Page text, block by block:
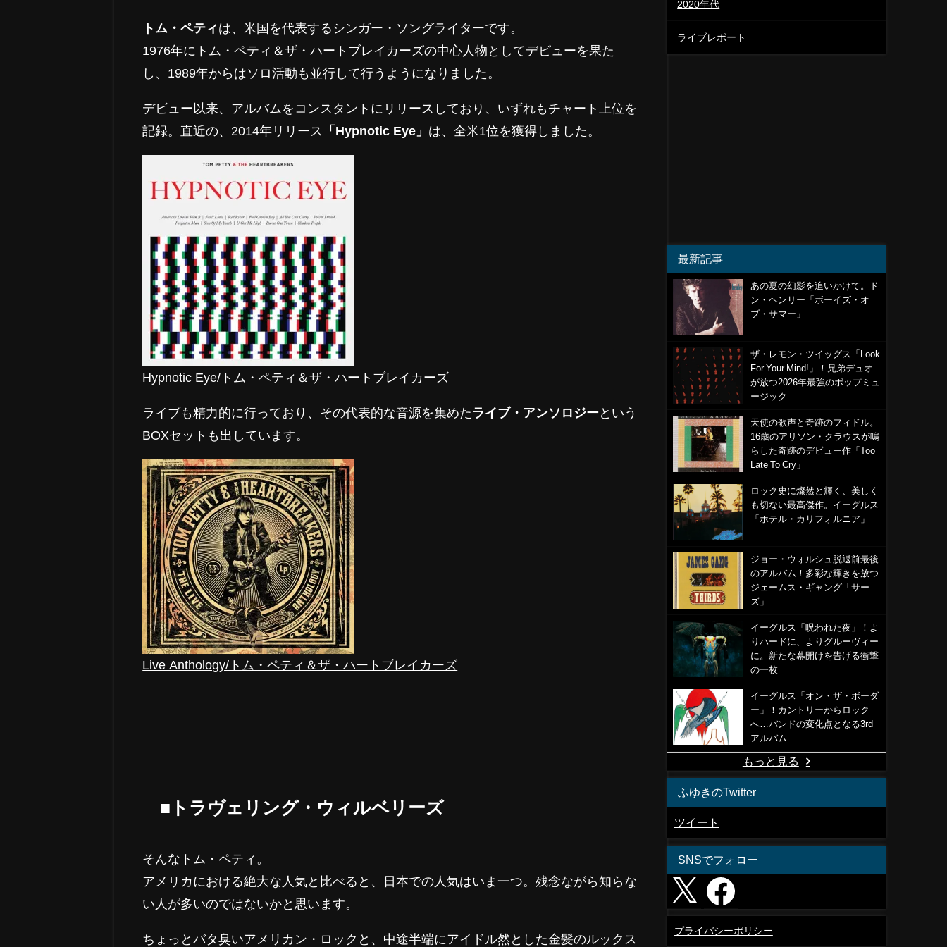
トム・ペティは、米国を代表するシンガー・ソングライターです。
1976年にトム・ペティ＆ザ・ハートブレイカーズの中心人物としてデビューを果た
し、1989年からはソロ活動も並行して行うようになりました。
デビュー以来、アルバムをコンスタントにリリースしており、いずれもチャート上位を
記録。直近の、2014年リリース
「Hypnotic Eye」 は、全米1位を獲得しました。
Hypnotic Eye/トム・ペティ＆ザ・ハートブレイカーズ
ライブも精力的に行っており、その代表的な音源を集めた ライブ・アンソロジーという
BOXセットも出しています。
Live Anthology/トム・ペティ＆ザ・ハートブレイカーズ
■トラヴェリング・ウィルベリーズ
そんなトム・ペティ。
アメリカにおける絶大な人気と比べると、日本での人気はいま一つ。残念ながら知らな
い人が多いのではないかと思います。
ちょっとバタ臭いアメリカン・ロックと、中途半端にアイドル然とした金髪のルックス
2020年代
ライブレポート
最新記事
あの夏の幻影を追いかけて。ド
ン・ヘンリー「ボーイズ・オ
ブ・サマー」
ザ・レモン・ツイッグス「Look
For Your Mind!」！兄弟デュオ
が放つ2026年最強のポップミュ
ージック
天使の歌声と奇跡のフィドル。
16歳のアリソン・クラウスが鳴
らした奇跡のデビュー作「Too
Late To Cry」
ロック史に燦然と輝く、美しく
も切ない最高傑作。イーグルス
「ホテル・カリフォルニア」
ジョー・ウォルシュ脱退前最後
のアルバム！多彩な輝きを放つ
ジェームス・ギャング「サー
ズ」
イーグルス「呪われた夜」！よ
りハードに、よりグルーヴィー
に。新たな幕開けを告げる衝撃
の一枚
イーグルス「オン・ザ・ボーダ
ー」！カントリーからロック
へ…バンドの変化点となる3rd
アルバム
もっと見る
ふゆきのTwitter
ツイート
SNSでフォロー
プライバシーポリシー